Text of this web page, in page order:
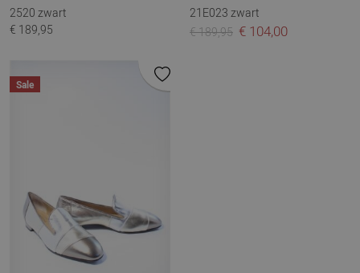
2520 zwart
€ 189,95
21E023 zwart
€ 189,95 € 104,00
Sale